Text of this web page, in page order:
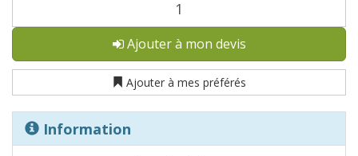
Ajouter à mon devis
Ajouter à mes préférés
Information